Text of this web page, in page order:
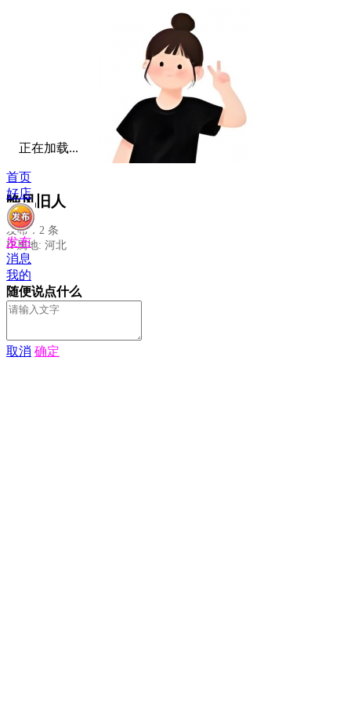
晚风旧人
发布：2 条
IP属地: 河北
正在加载...
首页
好店
发布
消息
我的
随便说点什么
取消 确定